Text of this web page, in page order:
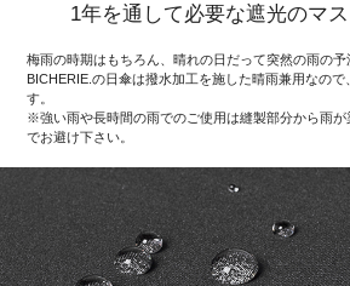
1年を通して必要な遮光のマ
梅雨の時期はもちろん、晴れの日だって突然の雨の予
BICHERIE.の日傘は撥水加工を施した晴雨兼用なの
す。
※強い雨や長時間の雨でのご使用は縫製部分から雨
でお避け下さい。